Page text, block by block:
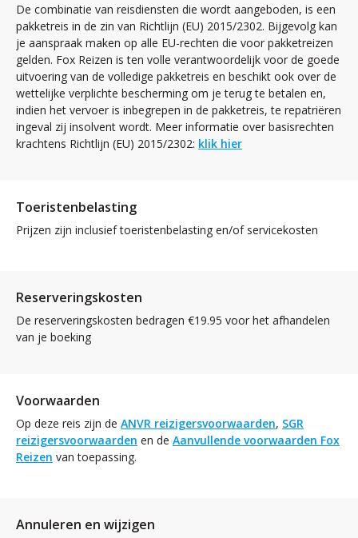
De combinatie van reisdiensten die wordt aangeboden, is een
pakketreis in de zin van Richtlijn (EU) 2015/2302. Bijgevolg kan
je aanspraak maken op alle EU-rechten die voor pakketreizen
gelden. Fox Reizen is ten volle verantwoordelijk voor de goede
uitvoering van de volledige pakketreis en beschikt ook over de
wettelijke verplichte bescherming om je terug te betalen en,
indien het vervoer is inbegrepen in de pakketreis, te repatriëren
ingeval zij insolvent wordt. Meer informatie over basisrechten
krachtens Richtlijn (EU) 2015/2302: klik hier
Toeristenbelasting
Prijzen zijn inclusief toeristenbelasting en/of servicekosten
Reserveringskosten
De reserveringskosten bedragen €19.95 voor het afhandelen
van je boeking
Voorwaarden
Op deze reis zijn de ANVR reizigersvoorwaarden, SGR
reizigersvoorwaarden en de Aanvullende voorwaarden Fox
Reizen van toepassing.
Annuleren en wijzigen